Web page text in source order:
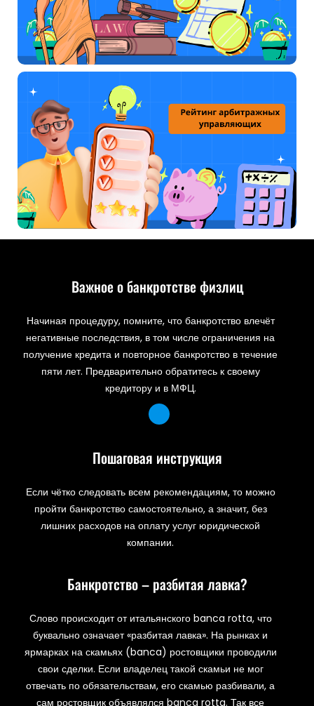
Важное о банкротстве физлиц
Начиная процедуру, помните, что банкротство влечёт
негативные последствия, в том числе ограничения на
получение кредита и повторное банкротство в течение
пяти лет. Предварительно обратитесь к своему
кредитору и в МФЦ.
Пошаговая инструкция
Если чётко следовать всем рекомендациям, то можно
пройти банкротство самостоятельно, а значит, без
лишних расходов на оплату услуг юридической
компании.
Банкротство – разбитая лавка?
Слово происходит от итальянского banca rotta, что
буквально означает «разбитая лавка». На рынках и
ярмарках на скамьях (banca) ростовщики проводили
свои сделки. Если владелец такой скамьи не мог
отвечать по обязательствам, его скамью разбивали, а
сам ростовщик объявлялся banca rotta. Так все